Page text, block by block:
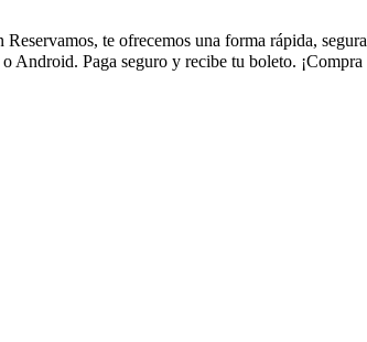
te ofrecemos una forma rápida, segura
Android. Paga seguro y recibe tu boleto. ¡Compra